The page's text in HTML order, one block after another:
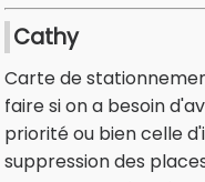
Cathy
Carte de
faire si on a besoin
priorité ou bien celle
suppression des